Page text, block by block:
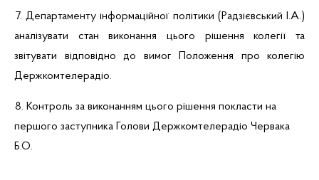
7. Департаменту інформаційної політики ( Радзієвський І.А.)
аналізувати стан виконання цього рішення колегії та
звітувати відповідно до вимог Положення про колегію
Держкомтелерадіо.
8. Контроль за виконанням цього рішення покласти на
першого заступника Голови Держкомтелерадіо Червака
Б.О.